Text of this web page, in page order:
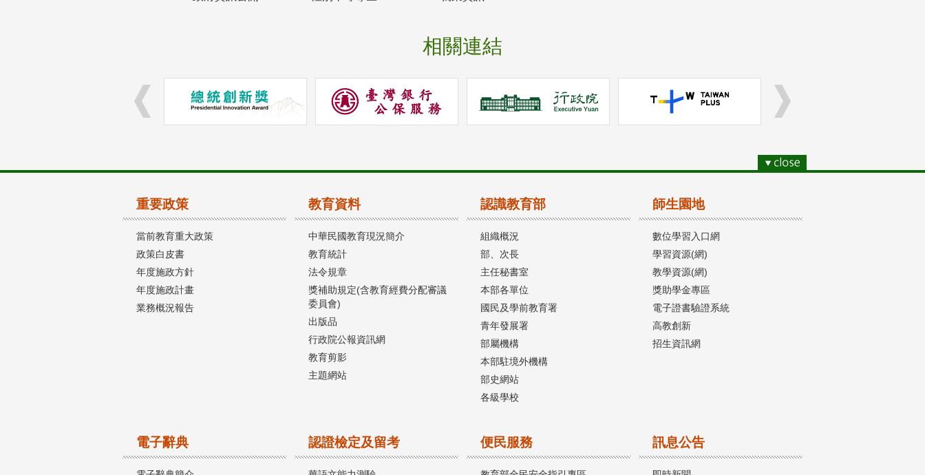
相關連結
重要政策
當前教育重大政策
政策白皮書
年度施政方針
年度施政計畫
業務概況報告
教育資料
中華民國教育現況簡介
教育統計
法令規章
獎補助規定(含教育經費分配審議
委員會)
出版品
行政院公報資訊網
教育剪影
主題網站
認識教育部
組織概況
部、次長
主任秘書室
本部各單位
國民及學前教育署
青年發展署
部屬機構
本部駐境外機構
部史網站
各級學校
師生園地
數位學習入口網
學習資源(網)
教學資源(網)
獎助學金專區
電子證書驗證系統
高教創新
招生資訊網
電子辭典 認證檢定及留考 便民服務 訊息公告